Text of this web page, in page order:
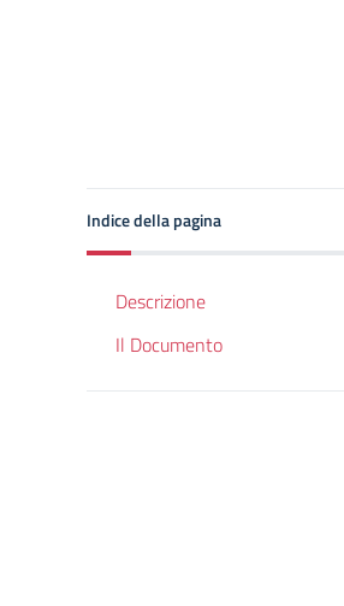
Indice della pagina
Descrizione
Il Documento